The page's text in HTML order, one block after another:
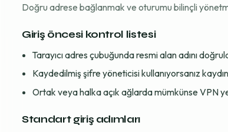
Doğru adrese bağlanmak ve oturumu bilinçli
Giriş öncesi kontrol listesi
Tarayıcı adres çubuğunda resmi alan adını
Kaydedilmiş şifre yöneticisi kullanıyorsanız
Ortak veya halka açık ağlarda mümkünse VPN
Standart giriş adımları